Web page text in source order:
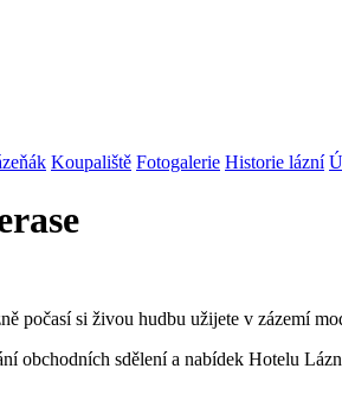
Koupaliště Fotogalerie Historie lázní
počasí si živou hudbu užijete v zázemí
obchodních sdělení a nabídek Hotelu